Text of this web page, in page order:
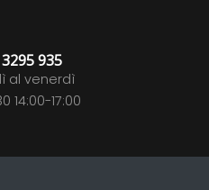
935
al venerdì
14:00-17:00